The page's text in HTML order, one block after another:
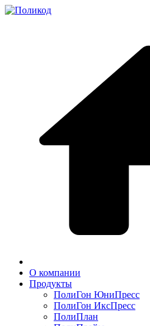
О компании
Продукты
ПолиГон ЮниПресс
ПолиГон ИксПресс
ПолиПлан